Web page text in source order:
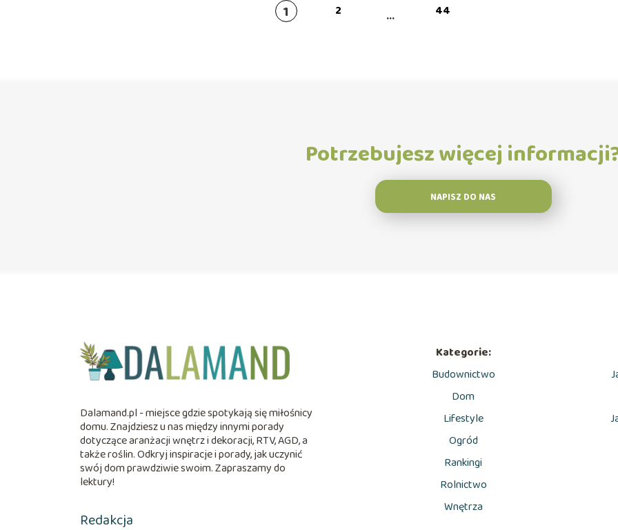
1 2 ... 44
Potrzebujesz więcej
NAPISZ DO NAS
Dalamand.pl - miejsce gdzie spotykają się miłośnicy
domu. Znajdziesz u nas między innymi porady
dotyczące aranżacji wnętrz i dekoracji, RTV, AGD, a
także roślin. Odkryj inspiracje i porady, jak uczynić
swój dom prawdziwie swoim. Zapraszamy do
lektury!
Redakcja
Kategorie:
Budownictwo
Dom
Lifestyle
Ogród
Rankingi
Rolnictwo
Wnętrza